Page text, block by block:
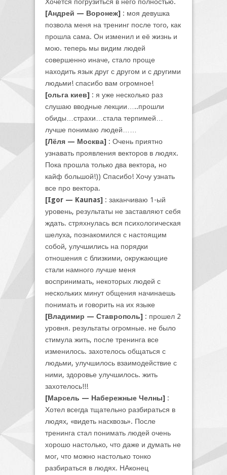
[Андрей — Воронеж] : моя девушка
позвола меня на тренинг после того, как
прошла сама. Он изменил и её жизнь и
мою. теперь мы видим людей
совершенно иначе, стало проще
находить язык друг с другом и с другими
людьми! спасибо вам огромное!
[ольга киев] : я уже несколько раз
слушаю вводные лекции…..прошли
обиды…страхи…стала терпимей…
лучше понимаю людей……
[Лёля — Москва] : Очень приятно
узнавать проявления векторов в людях.
Пока прошла только два вектора, но
кайф большой!)) Спасибо! Хочу узнать
все про вектора.
[Igor — Kaunas] : заканчиваю 1-ый
уровень, результаты не заставляют себя
ждать. стряхнулась вся психологическая
шелуха, познакомился с настоящим
собой, улучшились на порядки
отношения с близкими, окружающие
стали намного лучше меня
воспринимать, некоторых людей с
нескольких минут общения начинаешь
понимать и говорить на их языке
[Владимир — Ставрополь] : прошел 2
уровня. результаты огромные. не было
стимула жить, после тренинга все
изменилось. захотелось общаться с
людьми, улучшилось взаимодействие с
ними, здоровье улучшилось. жить
захотелось!!!
[Марсель — Набережные Челны] :
Хотел всегда тщательно разбираться в
людях, «видеть насквозь». После
тренинга стал понимать людей очень
хорошо настолько, что даже и думать не
мог, что можно настолько тонко
разбираться в людях. НАконец